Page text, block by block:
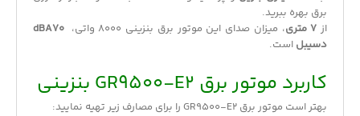
برق بهره ببرید.
از 7 متری ، میزان صدای این موتور برق بنزینی 8000 واتی،
dBA70
دسیبل است.
کاربرد موتور برق GR9500-E2 بنزینی
بهتر است موتور برق GR9500-E2 را برای مصارف زیر تهیه نمایید: